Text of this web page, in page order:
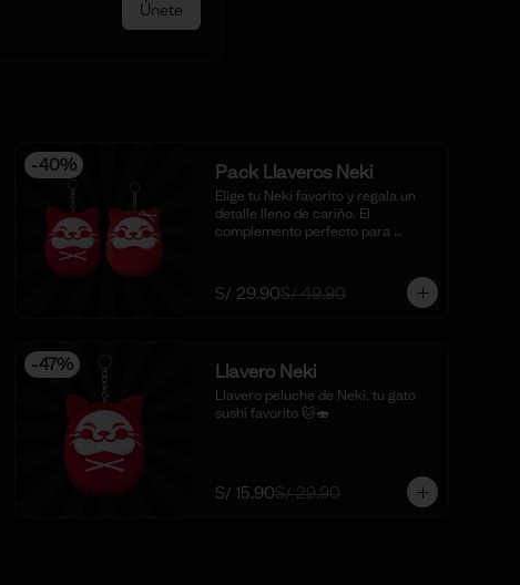
Únete
-40% Pack Llaveros Neki
Elige tu Neki favorito y regala un
detalle lleno de cariño. El
complemento perfecto para
*Foto Referencial
S/ 29.90S/ 49.90
-47% Llavero Neki
Llavero peluche de Neki, tu gato
sushi favorito 🐱🍣
S/ 15.90S/ 29.90